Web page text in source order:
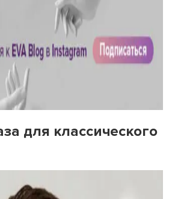
для классического